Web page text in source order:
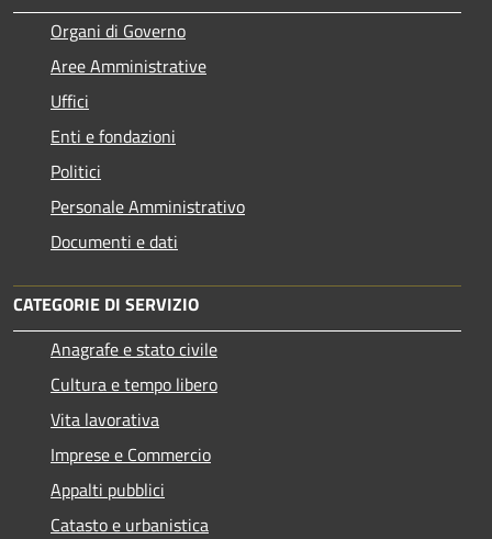
Organi di Governo
Aree Amministrative
Uffici
Enti e fondazioni
Politici
Personale Amministrativo
Documenti e dati
CATEGORIE DI SERVIZIO
Anagrafe e stato civile
Cultura e tempo libero
Vita lavorativa
Imprese e Commercio
Appalti pubblici
Catasto e urbanistica